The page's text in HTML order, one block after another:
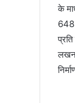
के
648
लखन